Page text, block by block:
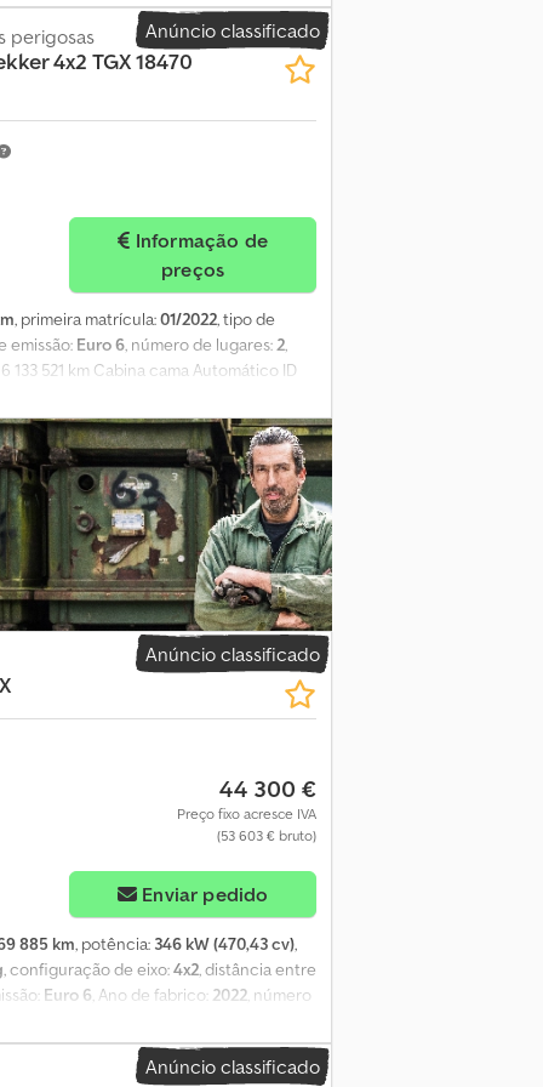
170.000 Inspeção periódica obrigatória
7 mm Pneus traseiros: 315/55/22,5
Anúncio classificado
perigosas
4x2 TGX 18470
preços
, primeira matrícula:01/2022, tipo de
emissão: Euro 6, número de lugares:2,
133 521 km Cabina cama Automático ID
Ano de fabrico: 1999
Anúncio classificado
44 300 €
Preço fixo acresce IVA
(53 603 € bruto)
Enviar pedido
885 km, potência: 346 kW (470,43 cv),
, configuração de eixo:4x2 , distância entre
Euro 6 , Ano de fabrico: 2022 , número
teto alto GX Bateria, 12 V, 230 Ah, 2
de potência, 2.400 Nm de torque, Euro 6e
Anúncio classificado